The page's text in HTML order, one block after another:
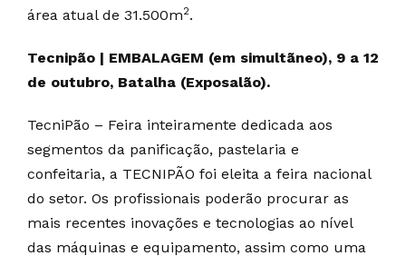
área atual de 31.500m2.
Tecnipão | EMBALAGEM (em simultãneo), 9 a 12
de outubro, Batalha (Exposalão).
TecniPão – Feira inteiramente dedicada aos
segmentos da panificação, pastelaria e
confeitaria, a TECNIPÃO foi eleita a feira nacional
do setor. Os profissionais poderão procurar as
mais recentes inovações e tecnologias ao nível
das máquinas e equipamento, assim como uma